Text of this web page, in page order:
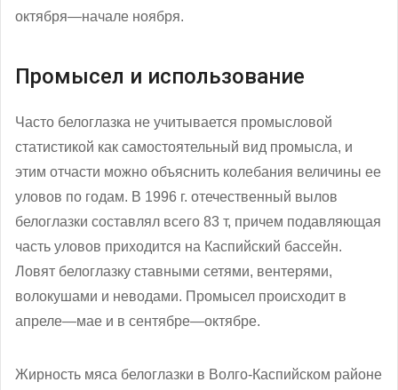
октября—начале ноября.
Промысел и использование
Часто белоглазка не учитывается промысловой
статистикой как самостоятельный вид промысла, и
этим отчасти можно объяснить колебания величины ее
уловов по годам. В 1996 г. отечественный вылов
белоглазки составлял всего 83 т, причем подавляющая
часть уловов приходится на Каспийский бассейн.
Ловят белоглазку ставными сетями, вентерями,
волокушами и неводами. Промысел происходит в
апреле—мае и в сентябре—октябре.
Жирность мяса белоглазки в Волго-Каспийском районе